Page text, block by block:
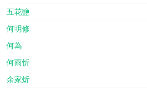
五花鹽
何明修
何為
何雨忻
余家炘